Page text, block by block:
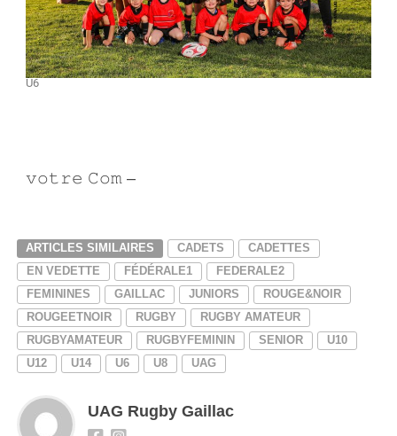
U6
𝚟𝚘𝚝𝚛𝚎 𝙲𝚘𝚖 –
ARTICLES SIMILAIRES CADETS
CADETTES
EN VEDETTE
FÉDÉRALE1
FEDERALE2
FEMININES
GAILLAC JUNIORS
ROUGE&NOIR
ROUGEETNOIR
RUGBY
RUGBY AMATEUR
RUGBYAMATEUR
RUGBYFEMININ SENIOR
U10
U12
U14 U6 U8 UAG
UAG Rugby Gaillac